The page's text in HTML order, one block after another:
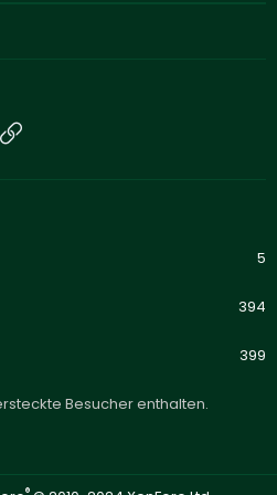
Mail
5
394
399
Besucher enthalten.